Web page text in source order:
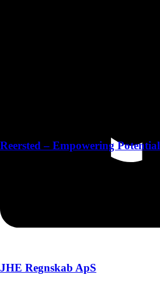
Reersted – Empowering Potential
JHE Regnskab ApS